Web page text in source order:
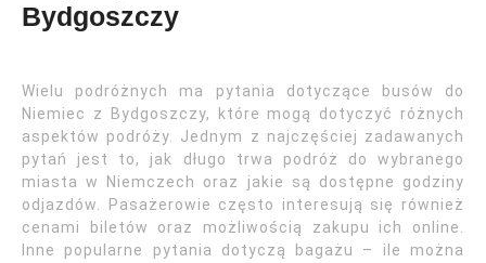
Bydgoszczy
Wielu podróżnych ma pytania dotyczące busów do
Niemiec z Bydgoszczy, które mogą dotyczyć różnych
aspektów podróży. Jednym z najczęściej zadawanych
pytań jest to, jak długo trwa podróż do wybranego
miasta w Niemczech oraz jakie są dostępne godziny
odjazdów. Pasażerowie często interesują się również
cenami biletów oraz możliwością zakupu ich online.
Inne popularne pytania dotyczą bagażu – ile można